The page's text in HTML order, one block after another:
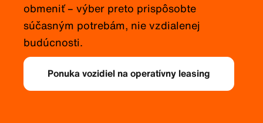
obmeniť – výber preto prispôsobte
súčasným potrebám, nie vzdialenej
budúcnosti.
Ponuka vozidiel na operatívny leasing